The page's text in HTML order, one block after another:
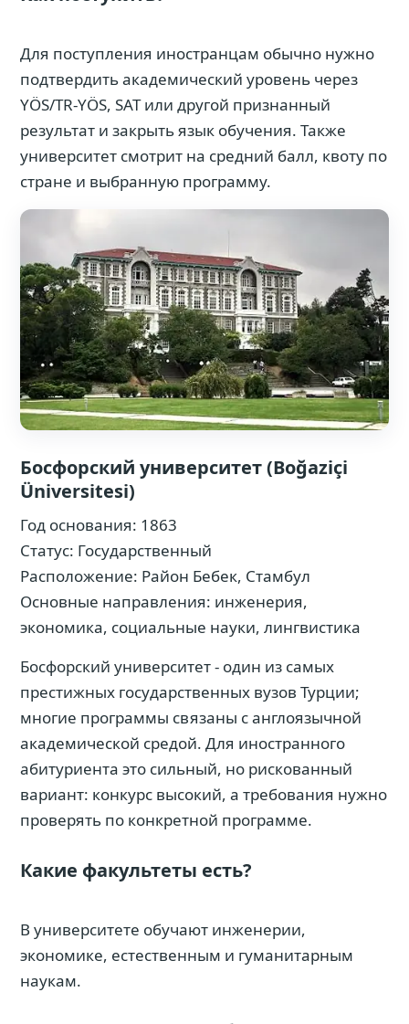
Для поступления иностранцам обычно нужно
подтвердить академический уровень через
YÖS/TR-YÖS, SAT или другой признанный
результат и закрыть язык обучения. Также
университет смотрит на средний балл, квоту по
стране и выбранную программу.
Босфорский университет (Boğaziçi
Üniversitesi)
Год основания: 1863
Статус: Государственный
Расположение: Район Бебек, Стамбул
Основные направления: инженерия,
экономика, социальные науки, лингвистика
Босфорский университет - один из самых
престижных государственных вузов Турции;
многие программы связаны с англоязычной
академической средой. Для иностранного
абитуриента это сильный, но рискованный
вариант: конкурс высокий, а требования нужно
проверять по конкретной программе.
Какие факультеты есть?
В университете обучают инженерии,
экономике, естественным и гуманитарным
наукам.